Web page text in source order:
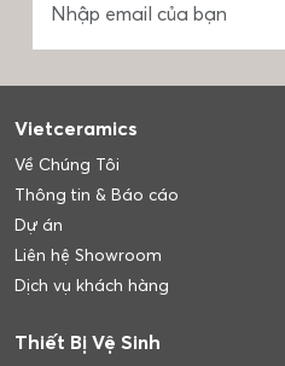
Vietceramics
Về Chúng Tôi
Thông tin & Báo cáo
Dự án
Liên hệ Showroom
Dịch vụ khách hàng
Thiết Bị Vệ Sinh